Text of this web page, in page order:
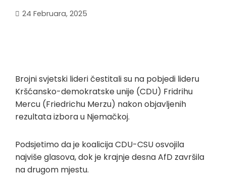
24 Februara, 2025
Brojni svjetski lideri čestitali su na pobjedi lideru
Kršćansko-demokratske unije (CDU) Fridrihu
Mercu (Friedrichu Merzu) nakon objavljenih
rezultata izbora u Njemačkoj.
Podsjetimo da je koalicija CDU-CSU osvojila
najviše glasova, dok je krajnje desna AfD završila
na drugom mjestu.